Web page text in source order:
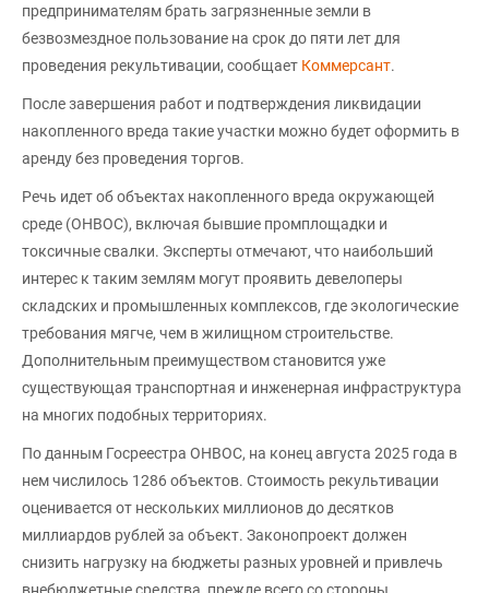
предпринимателям брать загрязненные земли в
безвозмездное пользование на срок до пяти лет для
проведения рекультивации, сообщает Коммерсант.
После завершения работ и подтверждения ликвидации
накопленного вреда такие участки можно будет оформить в
аренду без проведения торгов.
Речь идет об объектах накопленного вреда окружающей
среде (ОНВОС), включая бывшие промплощадки и
токсичные свалки. Эксперты отмечают, что наибольший
интерес к таким землям могут проявить девелоперы
складских и промышленных комплексов, где экологические
требования мягче, чем в жилищном строительстве.
Дополнительным преимуществом становится уже
существующая транспортная и инженерная инфраструктура
на многих подобных территориях.
По данным Госреестра ОНВОС, на конец августа 2025 года в
нем числилось 1286 объектов. Стоимость рекультивации
оценивается от нескольких миллионов до десятков
миллиардов рублей за объект. Законопроект должен
снизить нагрузку на бюджеты разных уровней и привлечь
внебюджетные средства, прежде всего со стороны